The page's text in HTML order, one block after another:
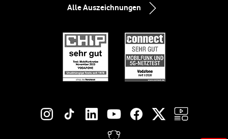
Alle Auszeichnungen
Social-Media-Links